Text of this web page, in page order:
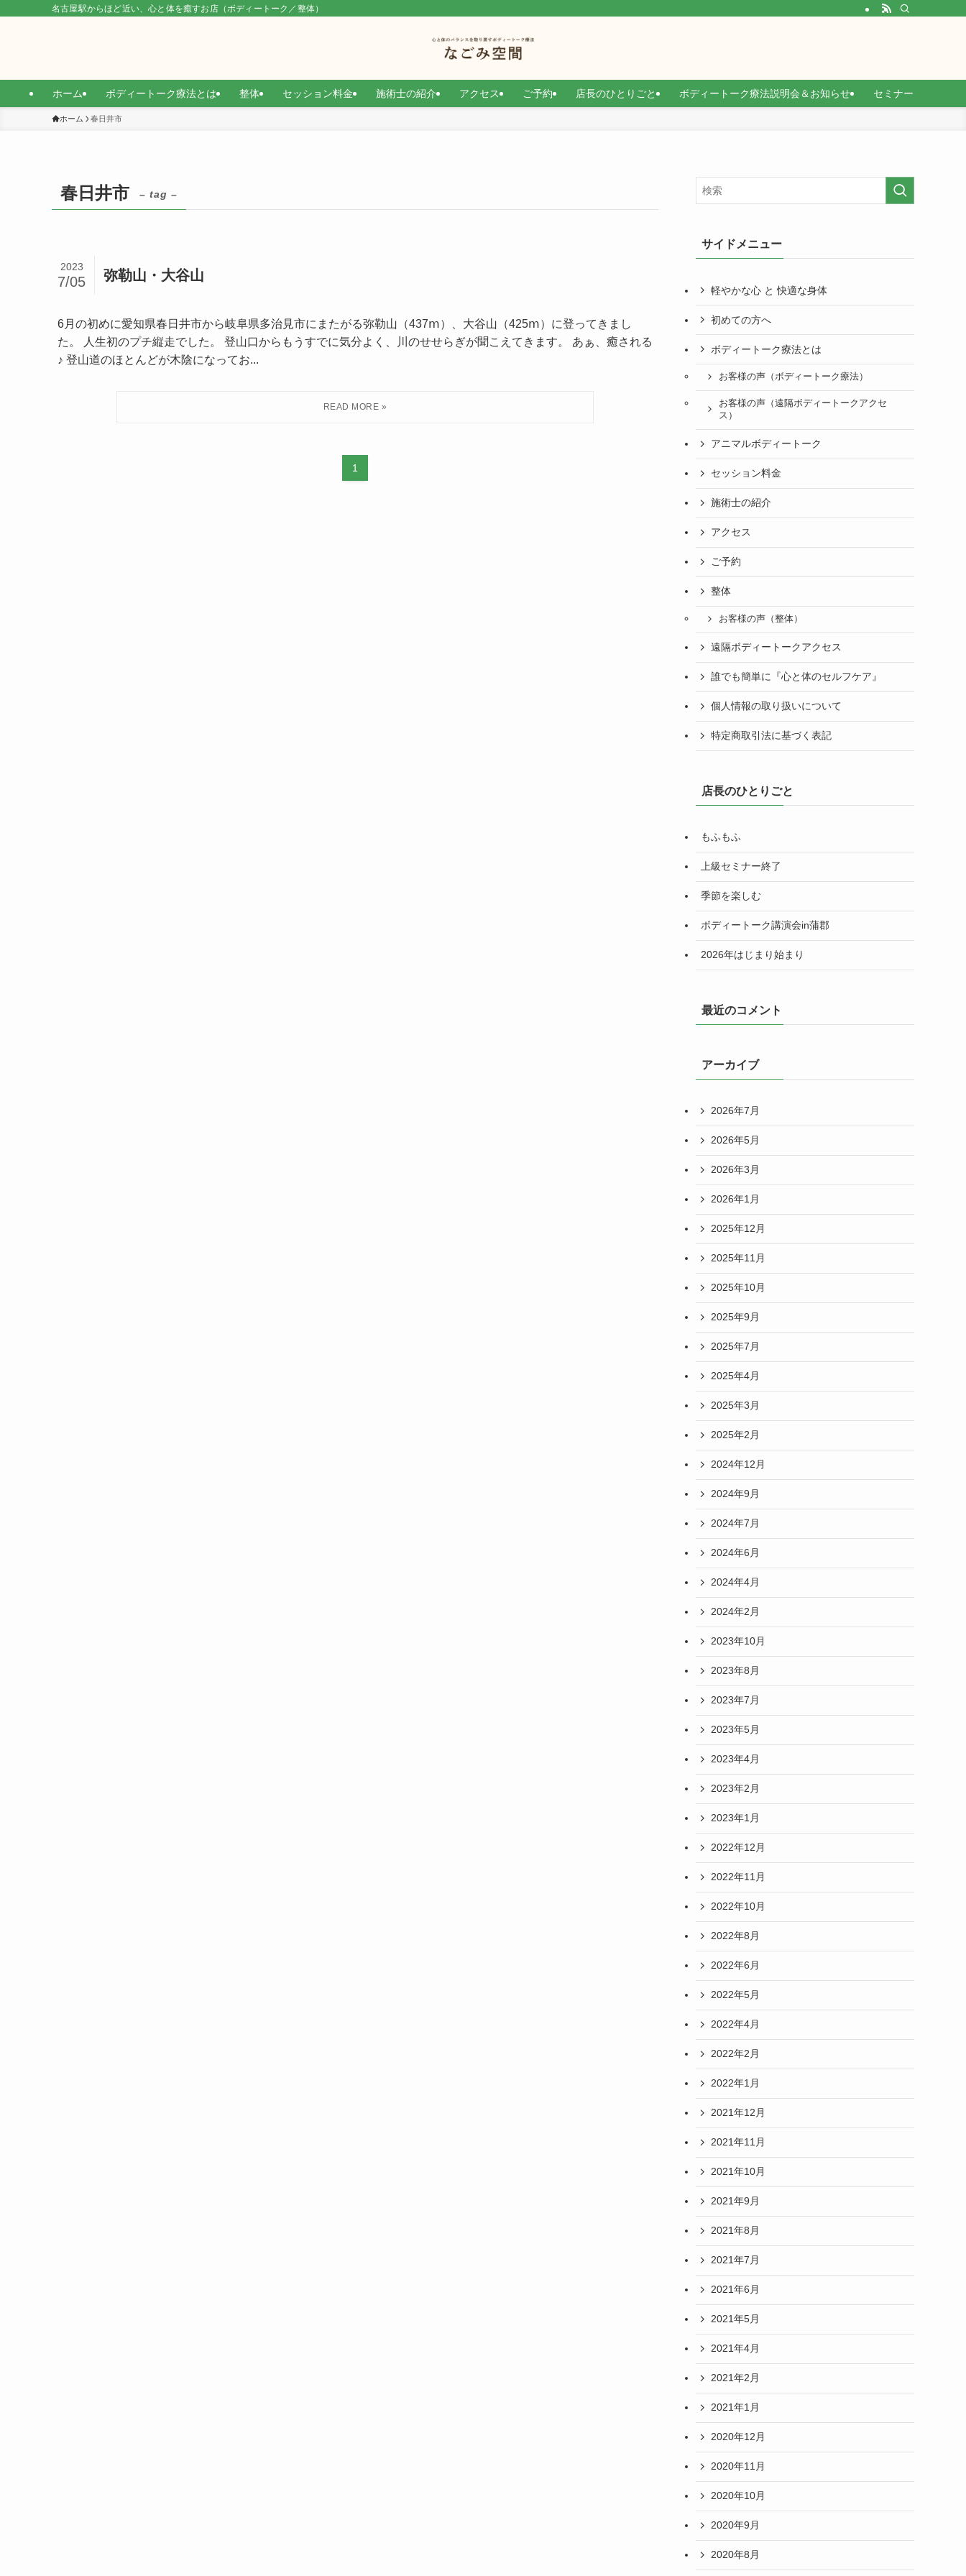
名古屋駅からほど近い、心と体を癒すお店（ボディートーク／整体）
ホーム ボディートーク療法とは 整体 セッション料金 施術士の紹介 アクセス ご予約 店長のひとりごと ボディートーク療法説明会＆お知らせ セミナー
ホーム 春日井市
春日井市 – tag –
弥勒山・大谷山
2023
7/05
6月の初めに愛知県春日井市から岐阜県多治見市にまたがる弥勒山（437ⅿ）、大谷山（425ⅿ）に登ってきまし
た。 人生初のプチ縦走でした。 登山口からもうすでに気分よく、川のせせらぎが聞こえてきます。 あぁ、癒される
♪ 登山道のほとんどが木陰になってお...
1
サイドメニュー
軽やかな心 と 快適な身体
初めての方へ
ボディートーク療法とは
お客様の声（ボディートーク療法）
お客様の声（遠隔ボディートークアクセ
ス）
アニマルボディートーク
セッション料金
施術士の紹介
アクセス
ご予約
整体
お客様の声（整体）
遠隔ボディートークアクセス
誰でも簡単に『心と体のセルフケア』
個人情報の取り扱いについて
特定商取引法に基づく表記
店長のひとりごと
もふもふ
上級セミナー終了
季節を楽しむ
ボディートーク講演会in蒲郡
2026年はじまり始まり
最近のコメント
アーカイブ
2026年7月
2026年5月
2026年3月
2026年1月
2025年12月
2025年11月
2025年10月
2025年9月
2025年7月
2025年4月
2025年3月
2025年2月
2024年12月
2024年9月
2024年7月
2024年6月
2024年4月
2024年2月
2023年10月
2023年8月
2023年7月
2023年5月
2023年4月
2023年2月
2023年1月
2022年12月
2022年11月
2022年10月
2022年8月
2022年6月
2022年5月
2022年4月
2022年2月
2022年1月
2021年12月
2021年11月
2021年10月
2021年9月
2021年8月
2021年7月
2021年6月
2021年5月
2021年4月
2021年2月
2021年1月
2020年12月
2020年11月
2020年10月
2020年9月
2020年8月